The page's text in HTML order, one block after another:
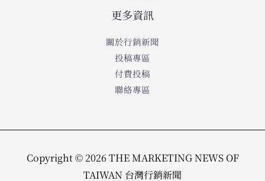
更多資訊
關於行銷新聞
投稿專區
付費投稿
聯絡專區
Copyright © 2026 THE MARKETING NEWS OF
TAIWAN 台灣行銷新聞